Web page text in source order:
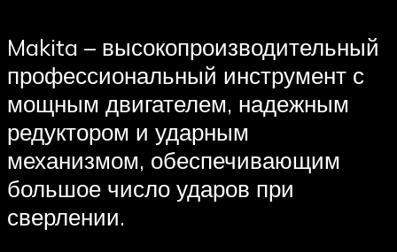
Makita – высокопроизводительный
профессиональный инструмент с
мощным двигателем, надежным
редуктором и ударным
механизмом, обеспечивающим
большое число ударов при
сверлении.